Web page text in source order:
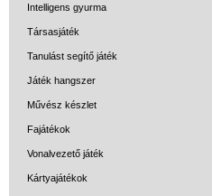
Intelligens gyurma
Társasjáték
Tanulást segítő játék
Játék hangszer
Művész készlet
Fajátékok
Vonalvezető játék
Kártyajátékok